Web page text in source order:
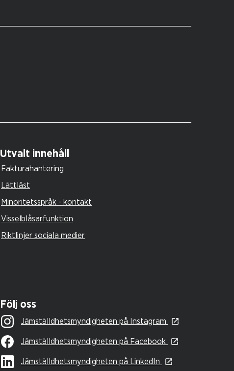
Utvalt innehåll
Fakturahantering
Lättläst
Minoritetsspråk - kontakt
Visselblåsarfunktion
Riktlinjer sociala medier
Följ oss
Jämställdhetsmyndigheten på Instagram
Jämställdhetsmyndigheten på Facebook
Jämställdhetsmyndigheten på LinkedIn